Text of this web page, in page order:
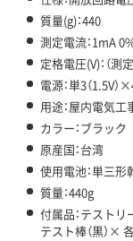
質量(g)：440
測定電流：1mA
定格電圧(V)：（測
電源：単3（1.5V）
用途：屋内電気工
カラー：ブラック
原産国：台湾
使用電池：単三
質量：440g
付属品：テストリ
テスト棒（黒）×